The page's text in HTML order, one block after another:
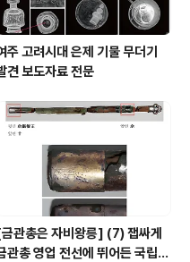
주 고려시대 은제 기물 무더기
견 보도자료 전문
[금관총은 자비왕릉] (7) 잽싸게
관총 영업 전선에 뛰어든 국립박